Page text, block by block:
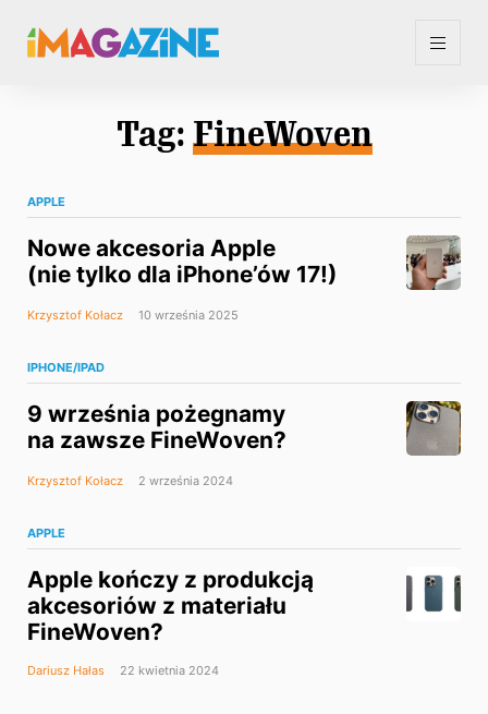
Tag: FineWoven
APPLE
Nowe akcesoria Apple
(nie tylko dla iPhone’ów 17!)
Krzysztof Kołacz 10 września 2025
IPHONE/IPAD
9 września pożegnamy
na zawsze FineWoven?
Krzysztof Kołacz 2 września 2024
APPLE
Apple kończy z produkcją
akcesoriów z materiału
FineWoven?
Dariusz Hałas 22 kwietnia 2024